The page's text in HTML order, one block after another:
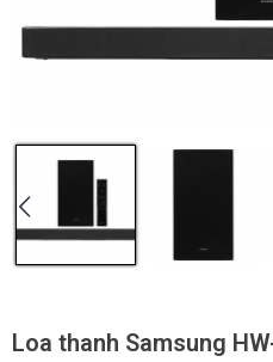
Loa thanh Samsung